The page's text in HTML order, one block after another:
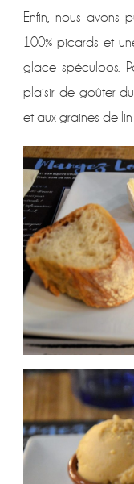
Enfin, nous avons
100% picards et
glace spéculoos.
plaisir de goûter
et aux graines de